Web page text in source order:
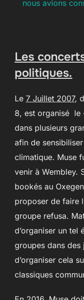
nous avions
Les
politiques.
Le 7 Juillet 2007,
8, est organisé le
dans plusieurs
afin de
climatique. Muse
venir à Wembley.
bookés au
proposer de faire
groupe refusa.
d’organiser un tel
groupes dans
d’organiser cela
classiques